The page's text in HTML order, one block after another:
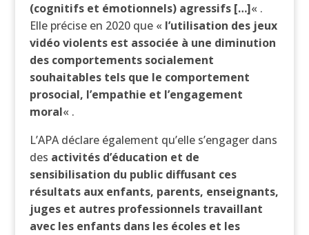
(cognitifs et émotionnels) agressifs […]« .
Elle précise en 2020 que « l’utilisation des jeux
vidéo violents est associée à une diminution
des comportements socialement
souhaitables tels que le comportement
prosocial, l’empathie et l’engagement
moral« .
L’APA déclare également qu’elle s’engager dans
des activités d’éducation et de
sensibilisation du public diffusant ces
résultats aux enfants, parents, enseignants,
juges et autres professionnels travaillant
avec les enfants dans les écoles et les